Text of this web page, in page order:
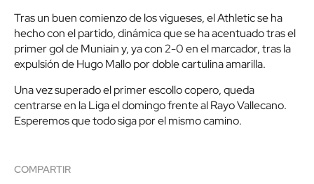
Tras un buen comienzo de los vigueses, el Athletic se ha
hecho con el partido, dinámica que se ha acentuado tras el
primer gol de Muniain y, ya con 2-0 en el marcador, tras la
expulsión de Hugo Mallo por doble cartulina amarilla.
Una vez superado el primer escollo copero, queda
centrarse en la Liga el domingo frente al Rayo Vallecano.
Esperemos que todo siga por el mismo camino.
COMPARTIR